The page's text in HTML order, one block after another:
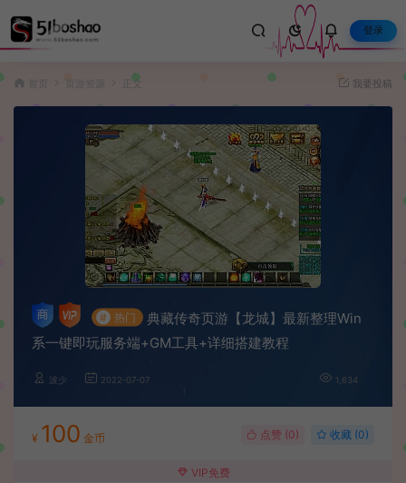
登录
页游资源 正文 我要投稿
# 热门
典藏传奇页游【龙城】最新整理Win
系一键即玩服务端+GM工具+详细搭建教程
波少 2022-07-07 1,634
¥ 100 金币 点赞 (0) 收藏 (0)
VIP免费